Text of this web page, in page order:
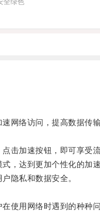
络访问，提高数据传输
击加速按钮，即可享受流
，达到更加个性化的加速
隐私和数据安全。
用网络时遇到的种种问